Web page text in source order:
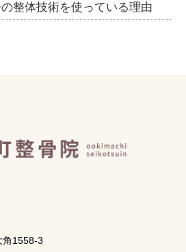
整体技術を使っている理由
角1558-3